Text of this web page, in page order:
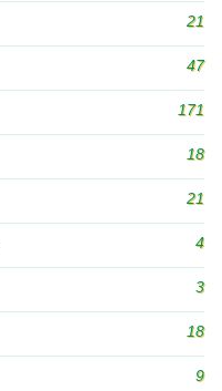
21
47
171
18
21
4
3
18
9